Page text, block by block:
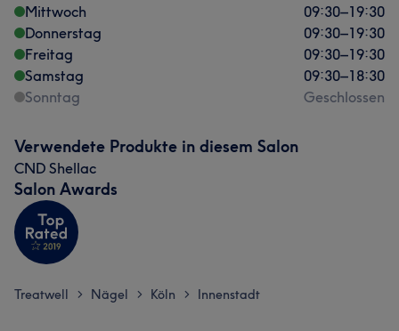
Mittwoch
09:30–19:30
Donnerstag
09:30–19:30
Freitag
09:30–19:30
Samstag
09:30–18:30
Sonntag
Geschlossen
Verwendete Produkte in diesem Salon
CND Shellac
Salon Awards
Treatwell > Nägel > Köln > Innenstadt